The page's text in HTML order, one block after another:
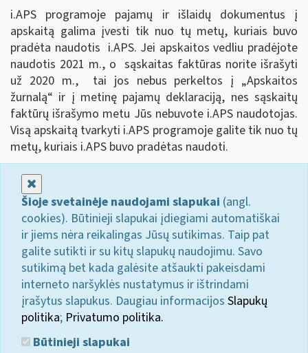
i.APS programoje pajamų ir išlaidų dokumentus į
apskaitą galima įvesti tik nuo tų metų, kuriais buvo
pradėta naudotis i.APS. Jei apskaitos vedliu pradėjote
naudotis 2021 m., o sąskaitas faktūras norite išrašyti
už 2020 m., tai jos nebus perkeltos į „Apskaitos
žurnalą“ ir į metinę pajamų deklaraciją, nes sąskaitų
faktūrų išrašymo metu Jūs nebuvote i.APS naudotojas.
Visą apskaitą tvarkyti i.APS programoje galite tik nuo tų
metų, kuriais i.APS buvo pradėtas naudoti.
Šioje svetainėje naudojami slapukai (angl.
cookies). Būtinieji slapukai įdiegiami automatiškai
ir jiems nėra reikalingas Jūsų sutikimas. Taip pat
galite sutikti ir su kitų slapukų naudojimu. Savo
sutikimą bet kada galėsite atšaukti pakeisdami
interneto naršyklės nustatymus ir ištrindami
įrašytus slapukus. Daugiau informacijos Slapukų
politika; Privatumo politika.
Būtinieji slapukai